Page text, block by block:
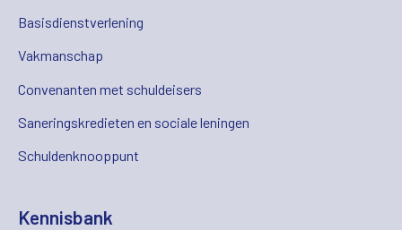
Basisdienstverlening
Vakmanschap
Convenanten met schuldeisers
Saneringskredieten en sociale leningen
Schuldenknooppunt
Kennisbank